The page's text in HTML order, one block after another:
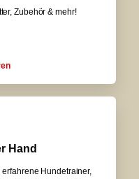
Zubehör & mehr!
Hand
Hundetrainer,